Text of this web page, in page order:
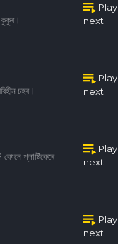
কুকুৰ।
Play
next
চহৰ।
Play
next
প্লাষ্টিকেৰে
Play
next
Play
next